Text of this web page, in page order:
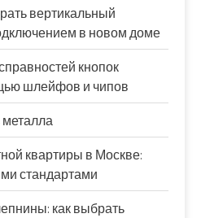
вертикальный
в новом доме
кнопок
шлейфов и чипов
квартиры в Москве:
стандартами
как выбрать